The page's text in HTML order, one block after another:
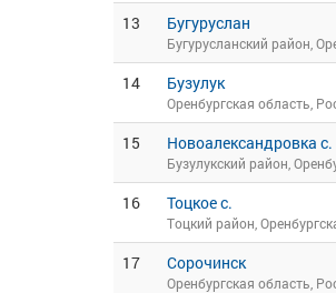
13 Бугуруслан
Бугурусланский район,
14 Бузулук
Оренбургская область,
15 Новоалександровка с.
Бузулукский район,
16 Тоцкое с.
Тоцкий район,
17 Сорочинск
Оренбургская область,